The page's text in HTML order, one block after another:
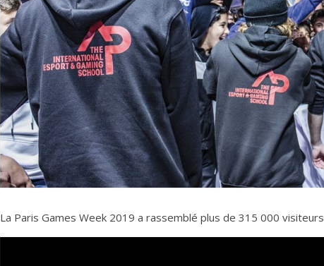
La Paris Games Week 2019 a rassemblé plus de 315 000 visiteurs